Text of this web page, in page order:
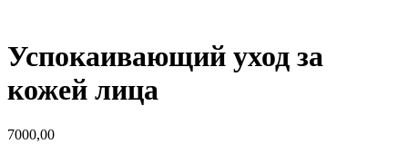
Успокаивающий уход за
кожей лица
7000,00